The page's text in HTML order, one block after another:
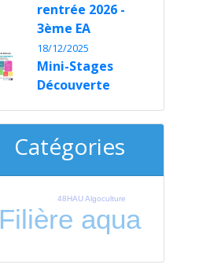
rentrée 2026 -
3ème EA
18/12/2025
Mini-Stages
Découverte
Catégories
Filière aqua
Algoculture
48HAU